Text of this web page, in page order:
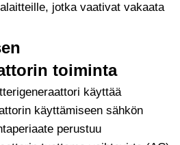
jotka vaativat vakaata
toiminta
käyttää
käyttämiseen sähkön
perustuu